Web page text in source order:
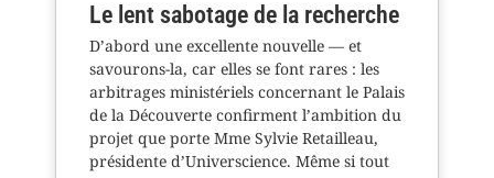
Le lent sabotage de la recherche
D’abord une excellente nouvelle — et
savourons-la, car elles se font rares : les
arbitrages ministériels concernant le Palais
de la Découverte confirment l’ambition du
projet que porte Mme Sylvie Retailleau,
présidente d’Universcience. Même si tout